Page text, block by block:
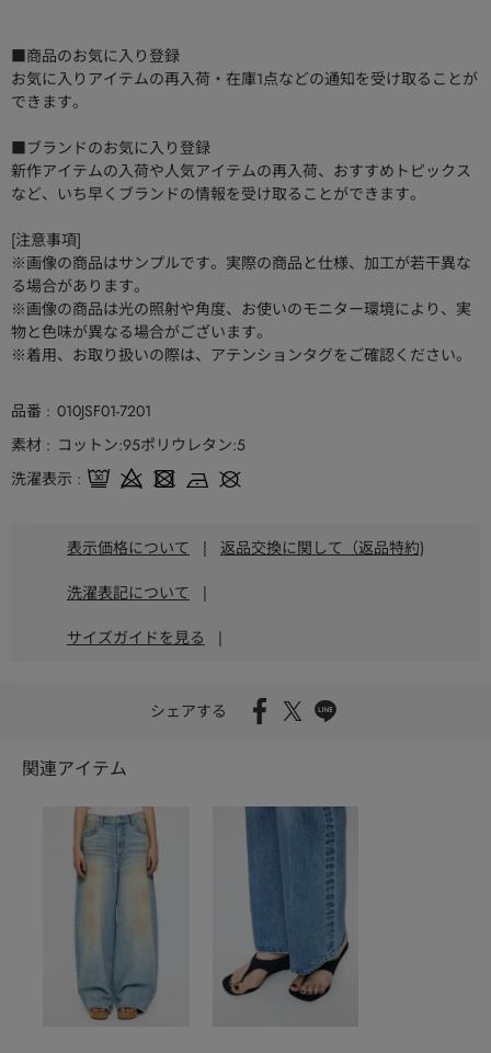
■商品のお気に入り登録
お気に入りアイテムの再入荷・在庫1点などの通知を受け取ることが
できます。
■ブランドのお気に入り登録
新作アイテムの入荷や人気アイテムの再入荷、おすすめトピックス
など、いち早くブランドの情報を受け取ることができます。
[注意事項]
※画像の商品はサンプルです。実際の商品と仕様、加工が若干異な
る場合があります。
※画像の商品は光の照射や角度、お使いのモニター環境により、実
物と色味が異なる場合がございます。
※着用、お取り扱いの際は、アテンションタグをご確認ください。
品番
010JSF01-7201
素材
コットン:95ポリウレタン:5
洗濯表示
表示価格について | 返品交換に関して（返品特約)
洗濯表記について |
サイズガイドを見る |
シェアする
関連アイテム